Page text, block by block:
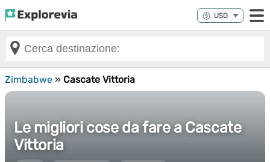
Zimbabwe » Cascate Vittoria
Le migliori cose da fare a Cascate
Vittoria